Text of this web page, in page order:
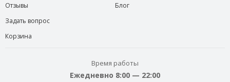
Отзывы
Задать вопрос
Корзина
Блог
Время работы
Ежедневно 8:00 — 22:00